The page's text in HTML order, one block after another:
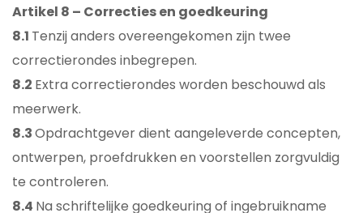
Artikel 8 – Correcties en goedkeuring
8.1 Tenzij anders overeengekomen zijn twee
correctierondes inbegrepen.
8.2 Extra correctierondes worden beschouwd als
meerwerk.
8.3Opdrachtgever dient aangeleverde concepten,
ontwerpen, proefdrukken en voorstellen zorgvuldig
te controleren.
8.4 Na schriftelijke goedkeuring of ingebruikname